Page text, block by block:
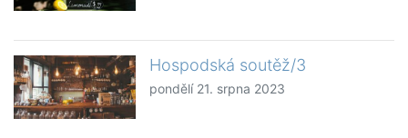
Hospodská soutěž/3
pondělí 21. srpna 2023